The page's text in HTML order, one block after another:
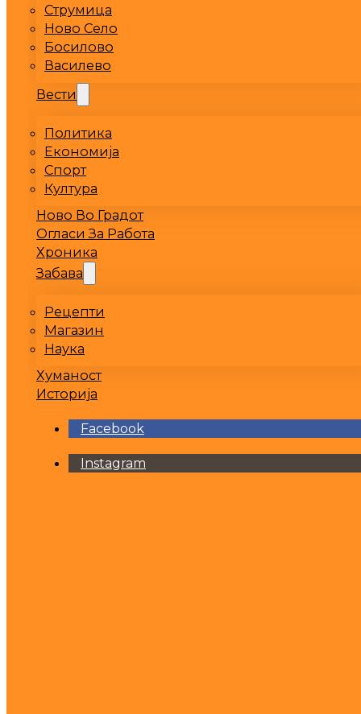
Струмица
Ново Село
Босилово
Василево
Вести
Политика
Економија
Спорт
Култура
Ново Во Градот
Огласи За Работа
Хроника
Забава
Рецепти
Магазин
Наука
Хуманост
Историја
Facebook
Instagram